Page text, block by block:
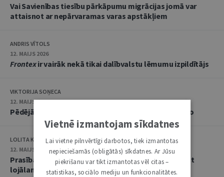
Vai Savienības tiesību pārkāpumu migrācijas jomā var
attaisnot ar nepārvaramas varas apstākļiem
ANDRIS VĪTOLS
12. MAIJS 2026
Frontexir vairāk nekā tikai dalībvalstu lēmumu izpildītājs
VIKTORIJA SOŅECA
12. MAIJS 2026
Pēdējās instances tiesai nevēršanās EST ir jāpamato
LOLITA KRONBERGA
12. MAIJS 2026
Prasībai starptautiskās aizsardzības saņēmējam būt
lojālam valstij ir jābūt samērīgai
Vietnē izmantojam sīkdatnes
Lai vietne pilnvērtīgi darbotos, tiek izmantotas
nepieciešamās (obligātās) sīkdatnes. Ar Jūsu
piekrišanu var tikt izmantotas vēl citas –
statistikas, sociālo mediju un funkcionalitātes.